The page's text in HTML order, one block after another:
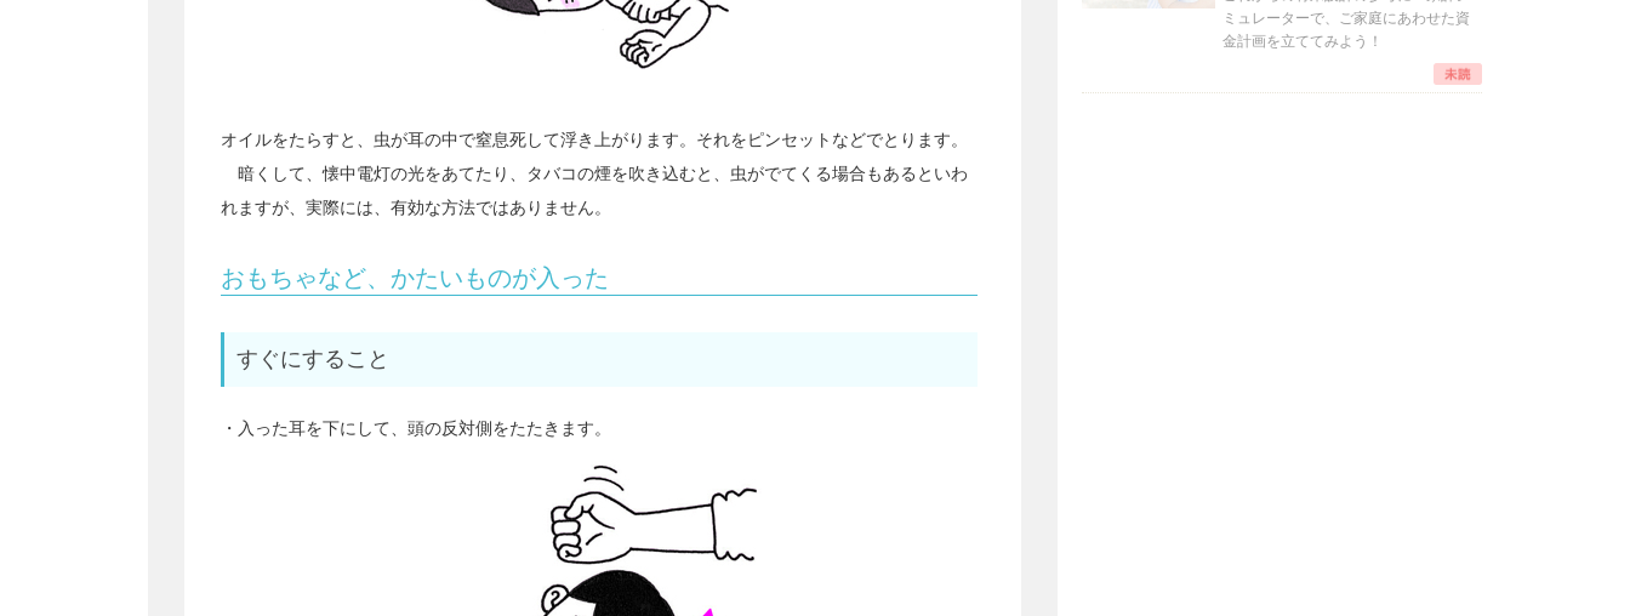
オイルをたらすと、虫が耳の中で窒息死して浮き上がります。それをピンセットなどでとります。
暗くして、懐中電灯の光をあてたり、タバコの煙を吹き込むと、虫がでてくる場合もあるといわ
れますが、実際には、有効な方法ではありません。
おもちゃなど、かたいものが入った
すぐにすること
・入った耳を下にして、頭の反対側をたたきます。
ミュレーターで、ご家庭にあわせた資
金計画を立ててみよう！